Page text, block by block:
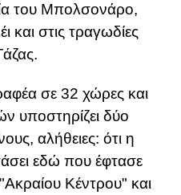
του Μπολσονάρο,
και στις τραγωδίες
σε 32 χώρες και
υποστηρίζει δύο
αλήθειες: ότι η
εδώ που έφτασε
Κέντρου" και